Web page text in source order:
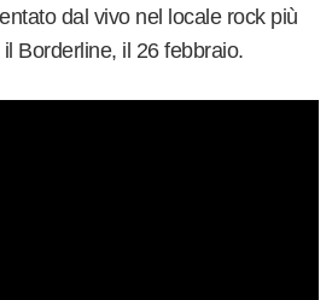
dal vivo nel locale rock più
Borderline, il 26 febbraio.